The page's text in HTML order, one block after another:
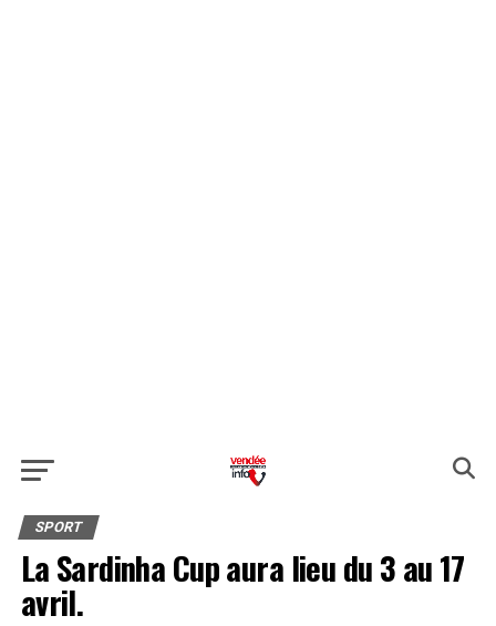
SPORT
La Sardinha Cup aura lieu du 3 au 17
avril.